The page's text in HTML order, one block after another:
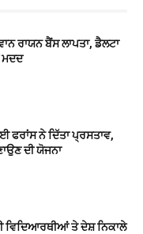
ਰਾਯਨ ਬੈਂਸ ਲਾਪਤਾ, ਡੈਲਟਾ
ਮਦਦ
ਫਰਾਂਸ ਨੇ ਦਿੱਤਾ ਪ੍ਰਸਤਾਵ,
ਦੀ ਯੋਜਨਾ
ਵਿਦਿਆਰਥੀਆਂ ਤੇ ਦੇਸ਼ ਨਿਕਾਲੇ